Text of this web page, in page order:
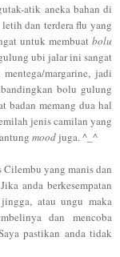
atik aneka bahan di
dan terdera flu yang
untuk membuat bolu
ubi jalar ini sangat
margarine, jadi
bolu gulung
badan memang dua hal
jenis camilan yang
moodjuga. ^_^
yang manis dan
anda berkesempatan
atau ungu maka
dan mencoba
pastikan anda tidak